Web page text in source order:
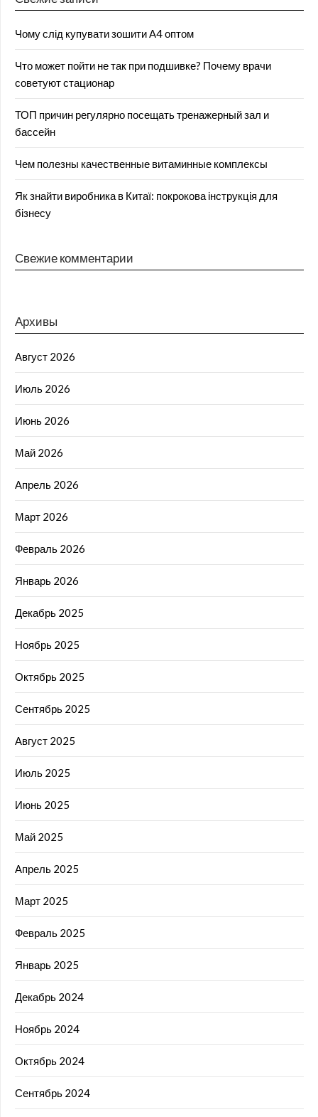
Чому слід купувати зошити А4 оптом
Что может пойти не так при подшивке? Почему врачи
советуют стационар
ТОП причин регулярно посещать тренажерный зал и
бассейн
Чем полезны качественные витаминные комплексы
Як знайти виробника в Китаї: покрокова інструкція для
бізнесу
Свежие комментарии
Архивы
Август 2026
Июль 2026
Июнь 2026
Май 2026
Апрель 2026
Март 2026
Февраль 2026
Январь 2026
Декабрь 2025
Ноябрь 2025
Октябрь 2025
Сентябрь 2025
Август 2025
Июль 2025
Июнь 2025
Май 2025
Апрель 2025
Март 2025
Февраль 2025
Январь 2025
Декабрь 2024
Ноябрь 2024
Октябрь 2024
Сентябрь 2024